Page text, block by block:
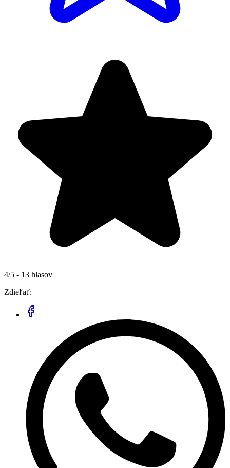
4/5 - 13 hlasov
Zdieľať: